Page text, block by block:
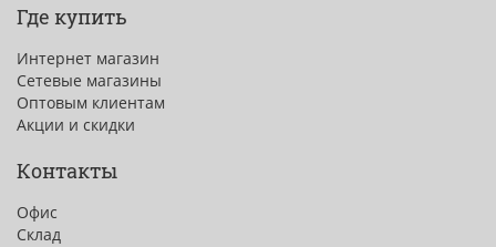
Где купить
Интернет магазин
Сетевые магазины
Оптовым клиентам
Акции и скидки
Контакты
Офис
Склад